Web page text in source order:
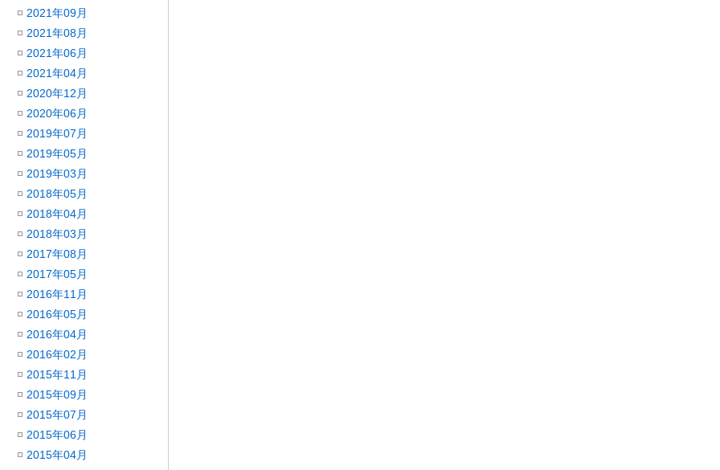
2021年09月
2021年08月
2021年06月
2021年04月
2020年12月
2020年06月
2019年07月
2019年05月
2019年03月
2018年05月
2018年04月
2018年03月
2017年08月
2017年05月
2016年11月
2016年05月
2016年04月
2016年02月
2015年11月
2015年09月
2015年07月
2015年06月
2015年04月